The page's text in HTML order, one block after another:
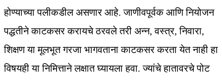
होण्याच्या पलीकडील असणार आहे. जाणीवपूर्वक आणि नियोजन
पद्धतीने काटकसर करायचे ठरवले तरी अन्न, वस्त्र, निवारा,
शिक्षण या मूलभूत गरजा भागवताना काटकसर करता येत नाही हा
विषयही या निमित्ताने लक्षात घ्यायला हवा. ज्यांचे हातावरचे पोट